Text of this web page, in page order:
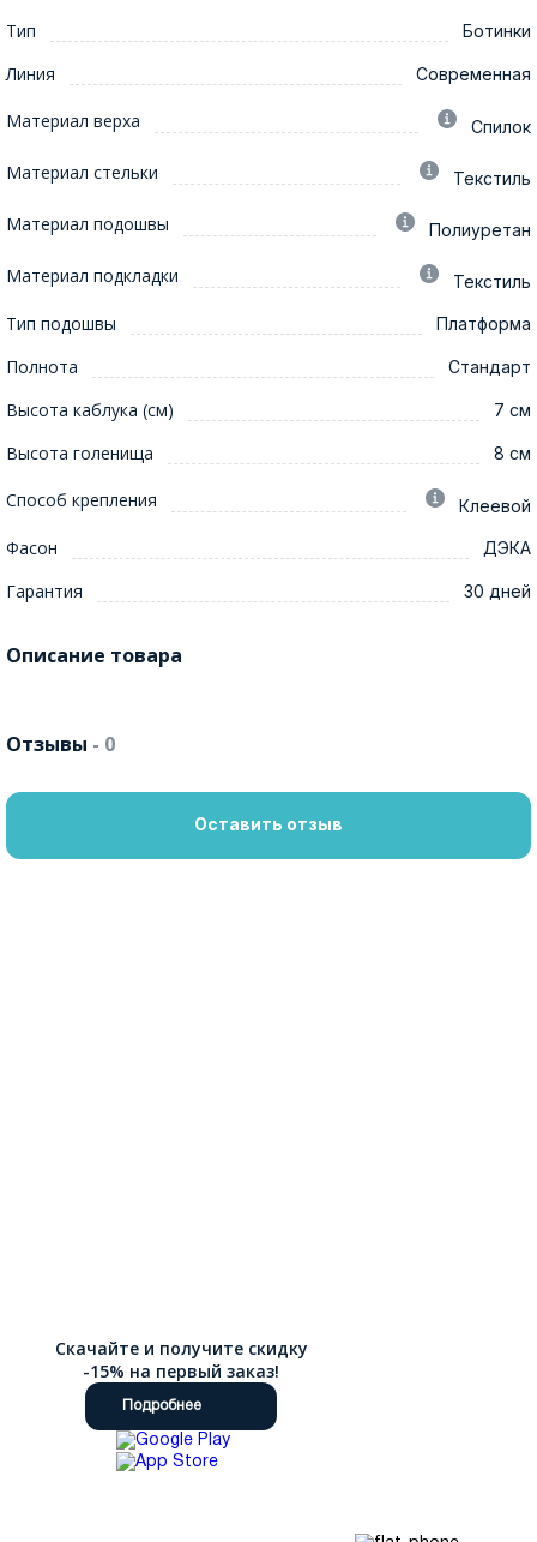
Тип Ботинки
Линия Современная
Материал верха Спилок
Материал стельки Текстиль
Материал подошвы Полиуретан
Материал подкладки Текстиль
Тип подошвы Платформа
Полнота Стандарт
Высота каблука (см) 7 см
Высота голенища 8 см
Способ крепления Клеевой
Фасон ДЭКА
Гарантия 30 дней
Описание товара
Отзывы - 0
Оставить отзыв
Скачайте и получите скидку
-15% на первый заказ!
Подробнее